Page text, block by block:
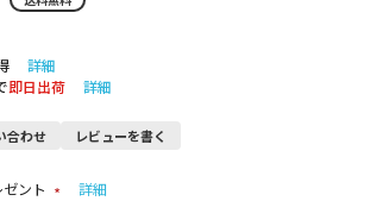
詳細
即日出荷 詳細
合わせ レビューを書く
ント 詳細